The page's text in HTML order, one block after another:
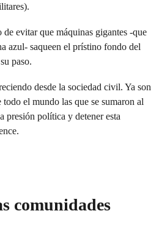
de evitar que máquinas gigantes -que
azul- saqueen el prístino fondo del
paso.
desde la sociedad civil. Ya son
todo el mundo las que se sumaron al
presión política y detener esta
comunidades